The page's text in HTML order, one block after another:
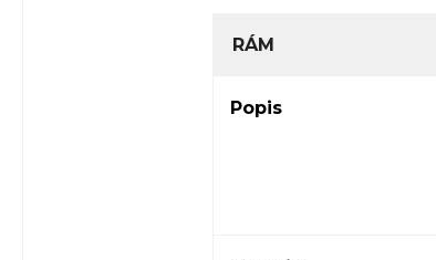
RÁM
Popis